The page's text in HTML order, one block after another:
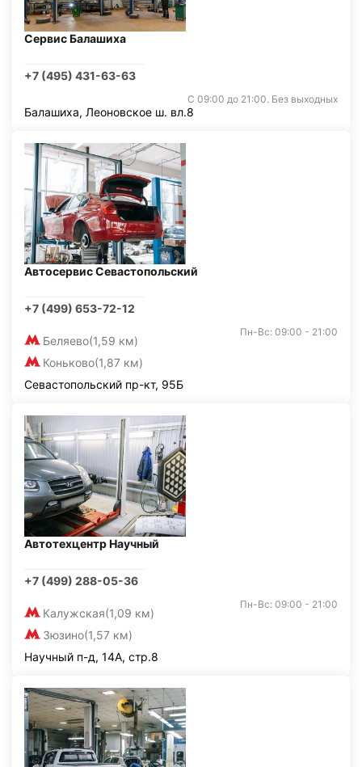
Сервис Балашиха
+7 (495) 431-63-63
С 09:00 до 21:00. Без выходных
Балашиха, Леоновское ш. вл.8
Автосервис Севастопольский
+7 (499) 653-72-12
Беляево(1,59 км)
Коньково(1,87 км)
Пн-Вс: 09:00 - 21:00
Севастопольский пр-кт, 95Б
Автотехцентр Научный
+7 (499) 288-05-36
Калужская(1,09 км)
Зюзино(1,57 км)
Пн-Вс: 09:00 - 21:00
Научный п-д, 14А, стр.8